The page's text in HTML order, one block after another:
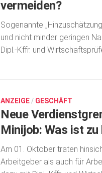
vermeiden?
Sogenannte
und nicht minder geringen
Dipl.-Kffr. und
ANZEIGE / GESCHÄFT
Neue
Minijob: Was ist zu
Am 01. Oktober traten
Arbeitgeber als auch für